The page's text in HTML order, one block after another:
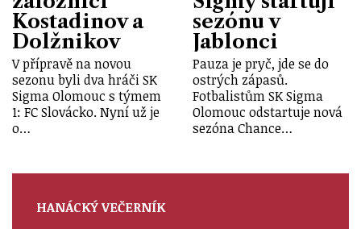
Kostadinov a
Dolžnikov
V přípravě na novou
sezonu byli dva hráči SK
Sigma Olomouc s týmem
1: FC Slovácko. Nyní už je
o…
sezónu v
Jablonci
Pauza je pryč, jde se do
ostrých zápasů.
Fotbalistům SK Sigma
Olomouc odstartuje nová
sezóna Chance…
HANÁCKÝ VEČERNÍK